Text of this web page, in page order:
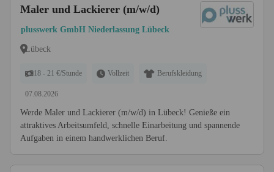
Maler und Lackierer (m/w/d)
plusswerk GmbH Niederlassung Lübeck
Lübeck
18 - 21 €/Stunde Vollzeit Berufskleidung
07.08.2026
Werde Maler und Lackierer (m/w/d) in Lübeck! Genieße ein
attraktives Arbeitsumfeld, schnelle Einarbeitung und spannende
Aufgaben in einem handwerklichen Beruf.